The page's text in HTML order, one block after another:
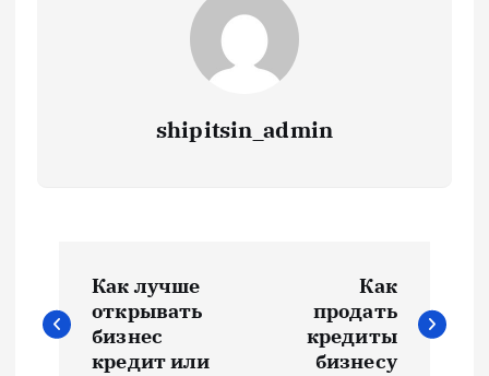
shipitsin_admin
а
Как лучше
открывать
бизнес
кредит или
Как
продать
кредиты
бизнесу